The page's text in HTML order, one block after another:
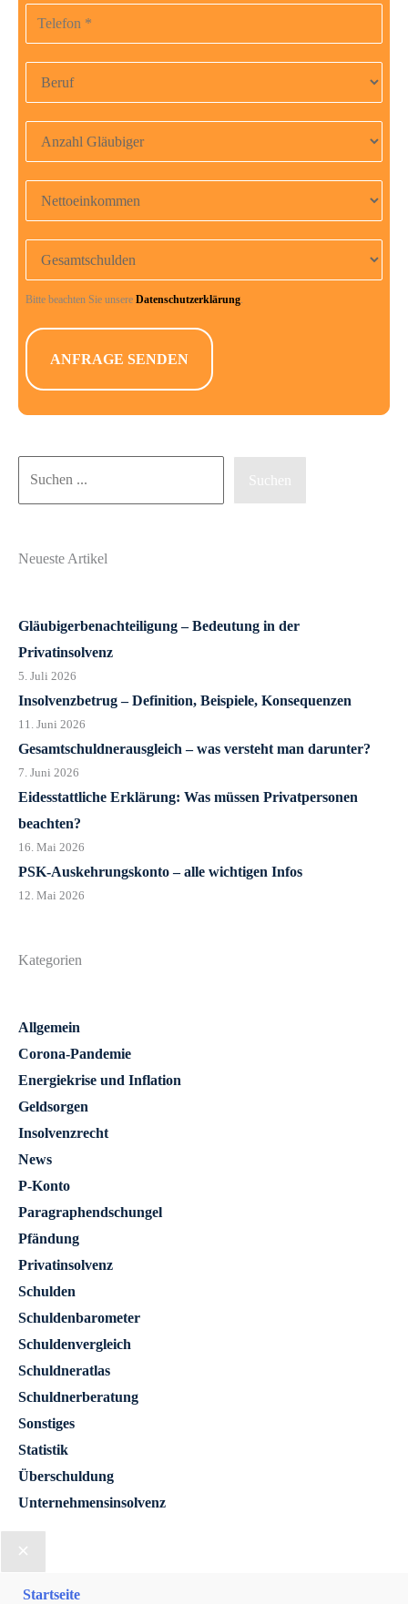
Telefonnummer
Beruf
Anzahl Gläubiger
Nettoeinkommen
Gesamtschulden
Bitte beachten Sie unsere Datenschutzerklärung
Suchen
Neueste Artikel
Gläubigerbenachteiligung – Bedeutung in der
Privatinsolvenz
5. Juli 2026
Insolvenzbetrug – Definition, Beispiele, Konsequenzen
11. Juni 2026
Gesamtschuldnerausgleich – was versteht man darunter?
7. Juni 2026
Eidesstattliche Erklärung: Was müssen Privatpersonen
beachten?
16. Mai 2026
PSK-Auskehrungskonto – alle wichtigen Infos
12. Mai 2026
Kategorien
Allgemein
Corona-Pandemie
Energiekrise und Inflation
Geldsorgen
Insolvenzrecht
News
P-Konto
Paragraphendschungel
Pfändung
Privatinsolvenz
Schulden
Schuldenbarometer
Schuldenvergleich
Schuldneratlas
Schuldnerberatung
Sonstiges
Statistik
Überschuldung
Unternehmensinsolvenz
Startseite